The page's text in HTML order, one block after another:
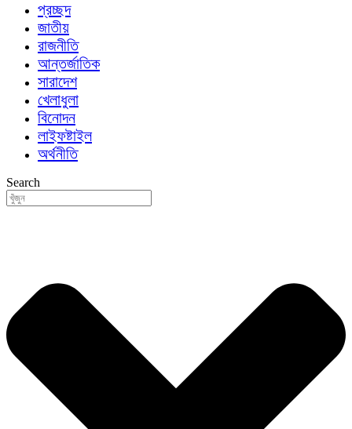
প্রচ্ছদ
জাতীয়
রাজনীতি
আন্তর্জাতিক
সারাদেশ
খেলাধুলা
বিনোদন
লাইফষ্টাইল
অর্থনীতি
Search